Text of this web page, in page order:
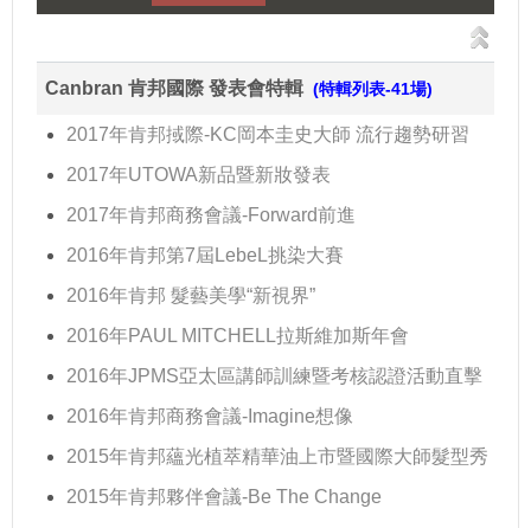
Canbran 肯邦國際 發表會特輯 (特輯列表-41場)
2017年肯邦掝際-KC岡本圭史大師 流行趨勢研習
2017年UTOWA新品暨新妝發表
2017年肯邦商務會議-Forward前進
2016年肯邦第7屆LebeL挑染大賽
2016年肯邦 髮藝美學“新視界”
2016年PAUL MITCHELL拉斯維加斯年會
2016年JPMS亞太區講師訓練暨考核認證活動直擊
2016年肯邦商務會議-Imagine想像
2015年肯邦蘊光植萃精華油上市暨國際大師髮型秀
2015年肯邦夥伴會議-Be The Change